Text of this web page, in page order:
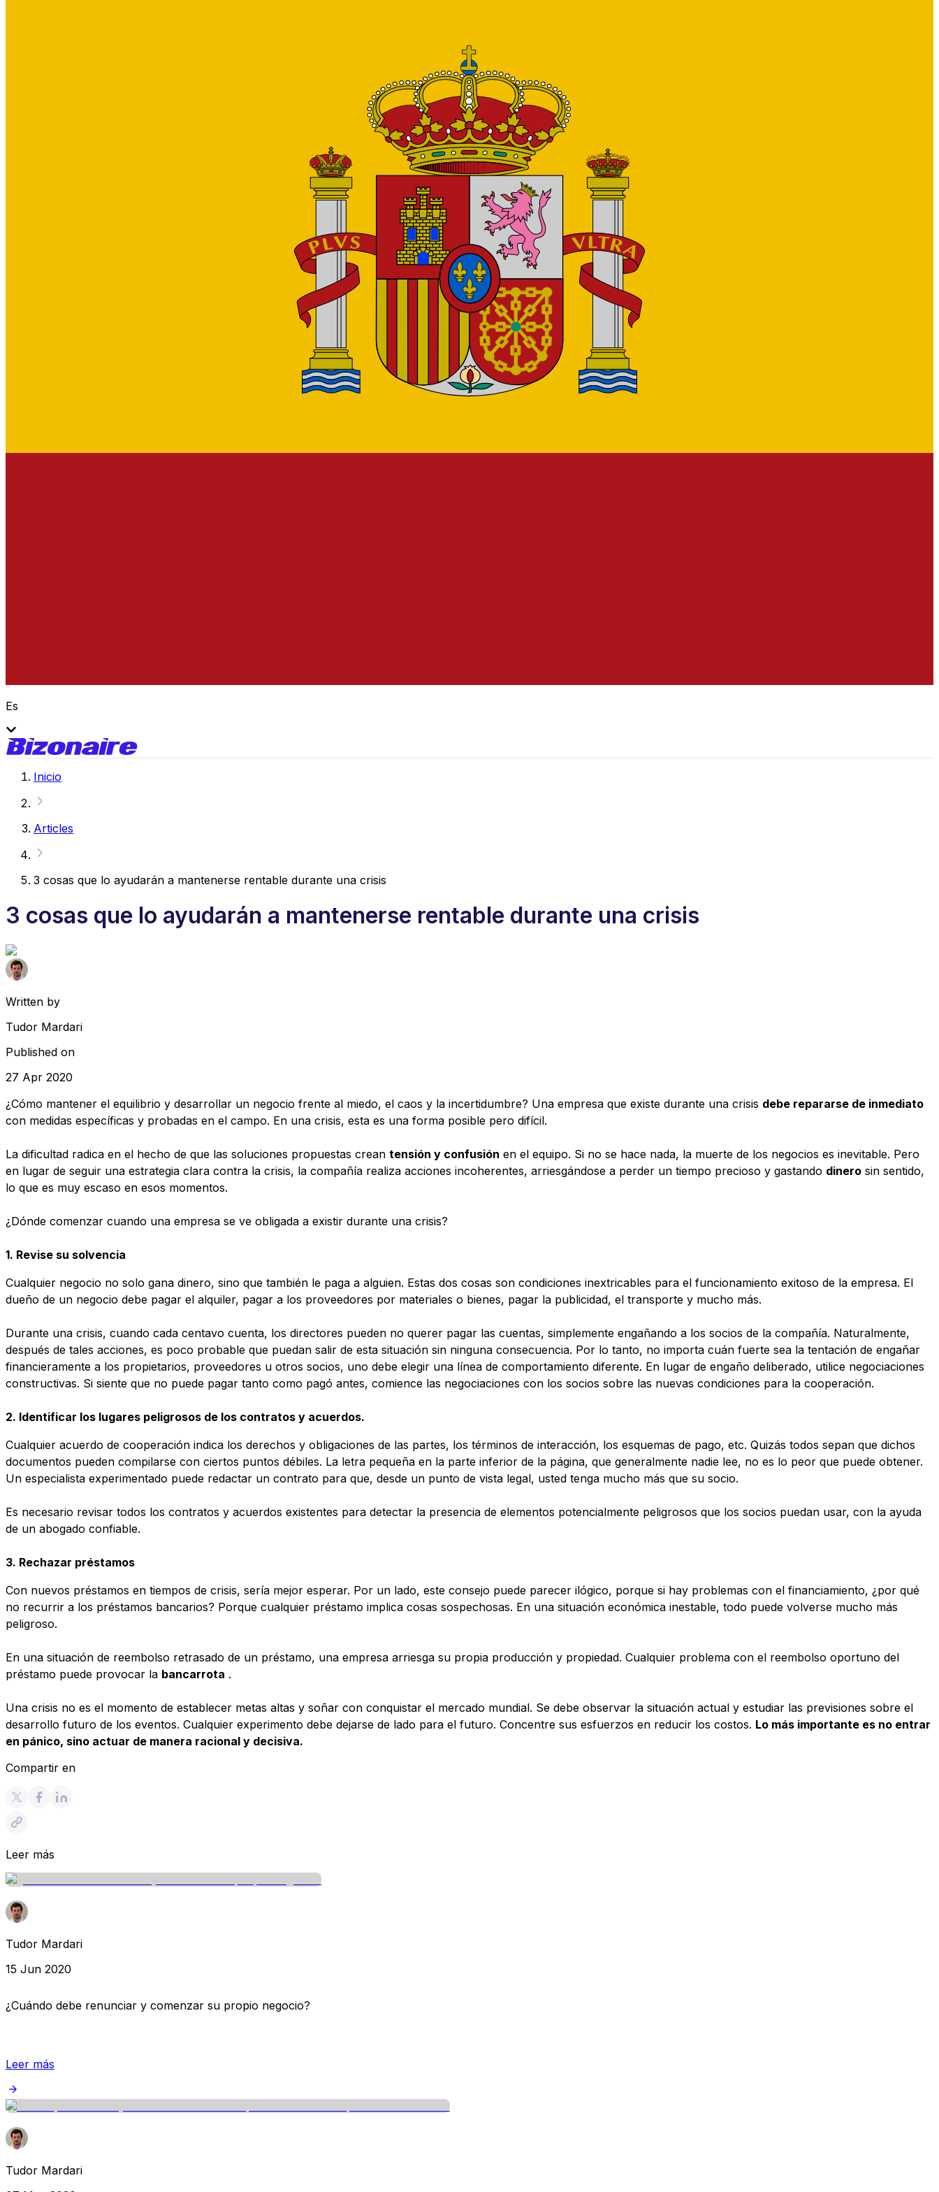
Es
Inicio
Articles
3 cosas que lo ayudarán a mantenerse rentable durante una crisis
3 cosas que lo ayudarán a mantenerse rentable durante una crisis
Written by
Tudor Mardari
Published on
27 Apr 2020
¿Cómo mantener el equilibrio y desarrollar un negocio frente al miedo, el caos y la incertidumbre? Una empresa que existe durante una crisis debe repararse de inmediato
con medidas específicas y probadas en el campo. En una crisis, esta es una forma posible pero difícil.
La dificultad radica en el hecho de que las soluciones propuestas crean tensión y confusión en el equipo. Si no se hace nada, la muerte de los negocios es inevitable. Pero
en lugar de seguir una estrategia clara contra la crisis, la compañía realiza acciones incoherentes, arriesgándose a perder un tiempo precioso y gastando dinero sin sentido,
lo que es muy escaso en esos momentos.
¿Dónde comenzar cuando una empresa se ve obligada a existir durante una crisis?
1. Revise su solvencia
Cualquier negocio no solo gana dinero, sino que también le paga a alguien. Estas dos cosas son condiciones inextricables para el funcionamiento exitoso de la empresa. El
dueño de un negocio debe pagar el alquiler, pagar a los proveedores por materiales o bienes, pagar la publicidad, el transporte y mucho más.
Durante una crisis, cuando cada centavo cuenta, los directores pueden no querer pagar las cuentas, simplemente engañando a los socios de la compañía. Naturalmente,
después de tales acciones, es poco probable que puedan salir de esta situación sin ninguna consecuencia. Por lo tanto, no importa cuán fuerte sea la tentación de engañar
financieramente a los propietarios, proveedores u otros socios, uno debe elegir una línea de comportamiento diferente. En lugar de engaño deliberado, utilice negociaciones
constructivas. Si siente que no puede pagar tanto como pagó antes, comience las negociaciones con los socios sobre las nuevas condiciones para la cooperación.
2. Identificar los lugares peligrosos de los contratos y acuerdos.
Cualquier acuerdo de cooperación indica los derechos y obligaciones de las partes, los términos de interacción, los esquemas de pago, etc. Quizás todos sepan que dichos
documentos pueden compilarse con ciertos puntos débiles. La letra pequeña en la parte inferior de la página, que generalmente nadie lee, no es lo peor que puede obtener.
Un especialista experimentado puede redactar un contrato para que, desde un punto de vista legal, usted tenga mucho más que su socio.
Es necesario revisar todos los contratos y acuerdos existentes para detectar la presencia de elementos potencialmente peligrosos que los socios puedan usar, con la ayuda
de un abogado confiable.
3. Rechazar préstamos
Con nuevos préstamos en tiempos de crisis, sería mejor esperar. Por un lado, este consejo puede parecer ilógico, porque si hay problemas con el financiamiento, ¿por qué
no recurrir a los préstamos bancarios? Porque cualquier préstamo implica cosas sospechosas. En una situación económica inestable, todo puede volverse mucho más
peligroso.
En una situación de reembolso retrasado de un préstamo, una empresa arriesga su propia producción y propiedad. Cualquier problema con el reembolso oportuno del
préstamo puede provocar la bancarrota .
Una crisis no es el momento de establecer metas altas y soñar con conquistar el mercado mundial. Se debe observar la situación actual y estudiar las previsiones sobre el
desarrollo futuro de los eventos. Cualquier experimento debe dejarse de lado para el futuro. Concentre sus esfuerzos en reducir los costos. Lo más importante es no entrar
en pánico, sino actuar de manera racional y decisiva.
Compartir en
Leer más
Tudor Mardari
15 Jun 2020
¿Cuándo debe renunciar y comenzar su propio negocio?
Leer más
Tudor Mardari